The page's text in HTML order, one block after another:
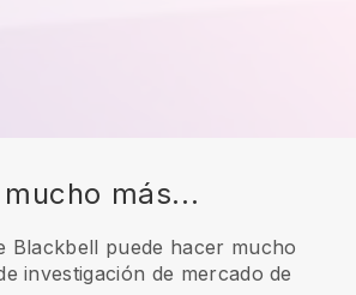
más...
Blackbell puede hacer mucho
investigación de mercado de